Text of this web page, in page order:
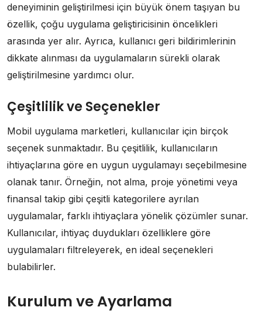
deneyiminin geliştirilmesi için büyük önem taşıyan bu
özellik, çoğu uygulama geliştiricisinin öncelikleri
arasında yer alır. Ayrıca, kullanıcı geri bildirimlerinin
dikkate alınması da uygulamaların sürekli olarak
geliştirilmesine yardımcı olur.
Çeşitlilik ve Seçenekler
Mobil uygulama marketleri, kullanıcılar için birçok
seçenek sunmaktadır. Bu çeşitlilik, kullanıcıların
ihtiyaçlarına göre en uygun uygulamayı seçebilmesine
olanak tanır. Örneğin, not alma, proje yönetimi veya
finansal takip gibi çeşitli kategorilere ayrılan
uygulamalar, farklı ihtiyaçlara yönelik çözümler sunar.
Kullanıcılar, ihtiyaç duydukları özelliklere göre
uygulamaları filtreleyerek, en ideal seçenekleri
bulabilirler.
Kurulum ve Ayarlama